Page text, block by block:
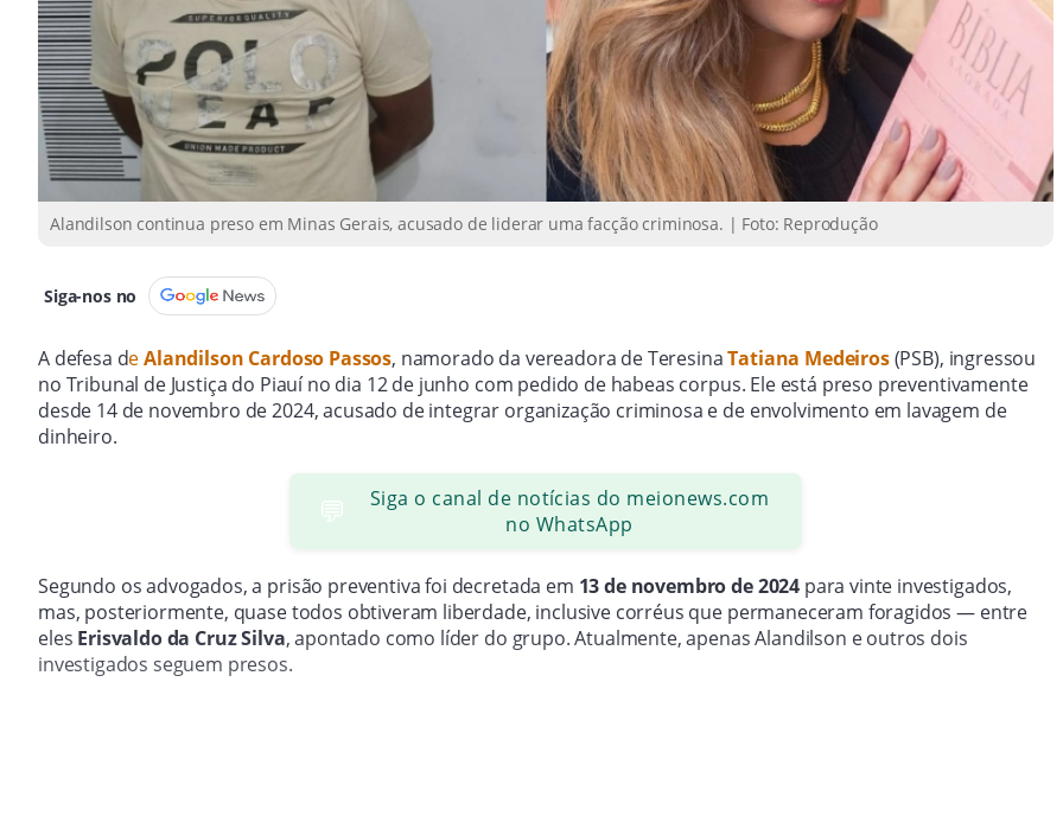
Alandilson continua preso em Minas Gerais, acusado de liderar uma facção criminosa. | Foto: Reprodução
Siga-nos no
A defesa deAlandilson Cardoso Passos, namorado da vereadora de TeresinaTatiana Medeiros(PSB), ingressou
no Tribunal de Justiça do Piauí no dia 12 de junho com pedido de habeas corpus. Ele está preso preventivamente
desde 14 de novembro de 2024, acusado de integrar organização criminosa e de envolvimento em lavagem de
dinheiro.
💬
Siga o canal de notícias do meionews.com
no WhatsApp
Segundo os advogados, a prisão preventiva foi decretada em 13 de novembro de 2024 para vinte investigados,
mas, posteriormente, quase todos obtiveram liberdade, inclusive corréus que permaneceram foragidos — entre
eles Erisvaldo da Cruz Silva, apontado como líder do grupo. Atualmente, apenas Alandilson e outros dois
investigados seguem presos.